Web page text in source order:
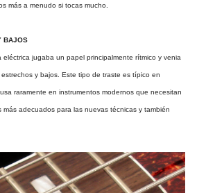
más a menudo si tocas mucho.
BAJOS
eléctrica jugaba un papel principalmente rítmico y venia
y bajos. Este tipo de traste es típico en
raramente en instrumentos modernos que necesitan
más adecuados para las nuevas técnicas y también